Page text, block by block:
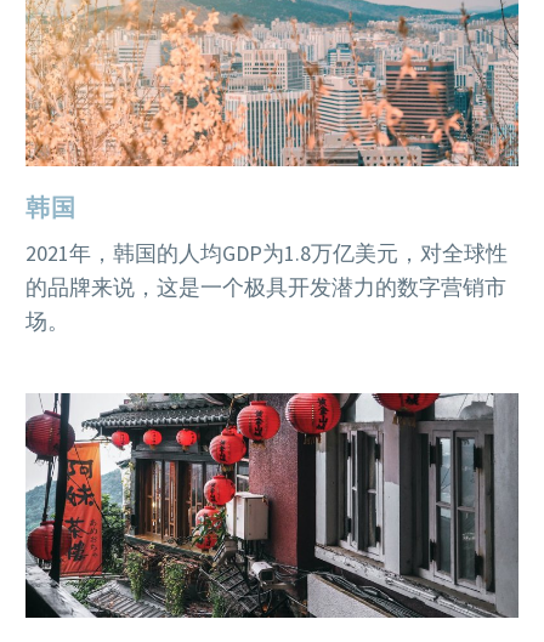
韩国
2021年，韩国的人均GDP为1.8万亿美元，对全球性
的品牌来说，这是一个极具开发潜力的数字营销市
场。